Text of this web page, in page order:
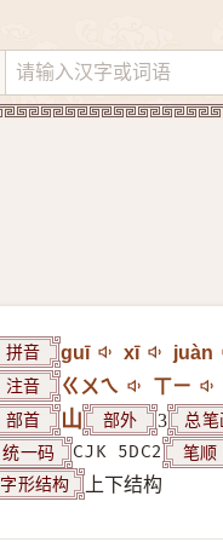
拼音 guī xī juàn
注音 ㄍㄨㄟ ㄒㄧ
部首 山 部外 3 总笔
统一码 CJK 5DC2 笔顺
字形结构 上下结构